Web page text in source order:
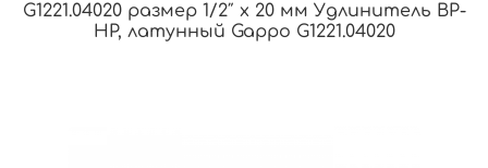
G1221.04020 размер 1/2″ х 20 мм Удлинитель ВР-
НР, латунный Gappo G1221.04020